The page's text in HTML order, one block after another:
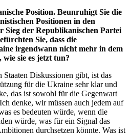
Position. Beunruhigt Sie die
Positionen in den
Sieg der Republikanischen Partei
Sie, dass die
irgendwann nicht mehr in dem
sie es jetzt tun?
Diskussionen gibt, ist das
für die Ukraine sehr klar und
das ist sowohl für die Gegenwart
denke, wir müssen auch jedem auf
es bedeuten würde, wenn die
würde, was für ein Signal das
durchsetzen könnte. Was ist